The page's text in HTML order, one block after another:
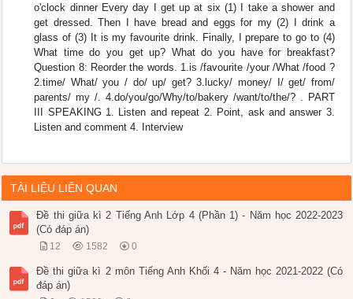
o'clock dinner Every day I get up at six (1) I take a shower and
get dressed. Then I have bread and eggs for my (2) I drink a
glass of (3) It is my favourite drink. Finally, I prepare to go to (4)
What time do you get up? What do you have for breakfast?
Question 8: Reorder the words. 1.is /favourite /your /What /food ?
2.time/ What/ you / do/ up/ get? 3.lucky/ money/ I/ get/ from/
parents/ my /. 4.do/you/go/Why/to/bakery /want/to/the/? . PART
III SPEAKING 1. Listen and repeat 2. Point, ask and answer 3.
Listen and comment 4. Interview
TÀI LIỆU LIÊN QUAN
Đề thi giữa kì 2 Tiếng Anh Lớp 4 (Phần 1) - Năm học 2022-2023
(Có đáp án)
12 1582 0
Đề thi giữa kì 2 môn Tiếng Anh Khối 4 - Năm học 2021-2022 (Có
đáp án)